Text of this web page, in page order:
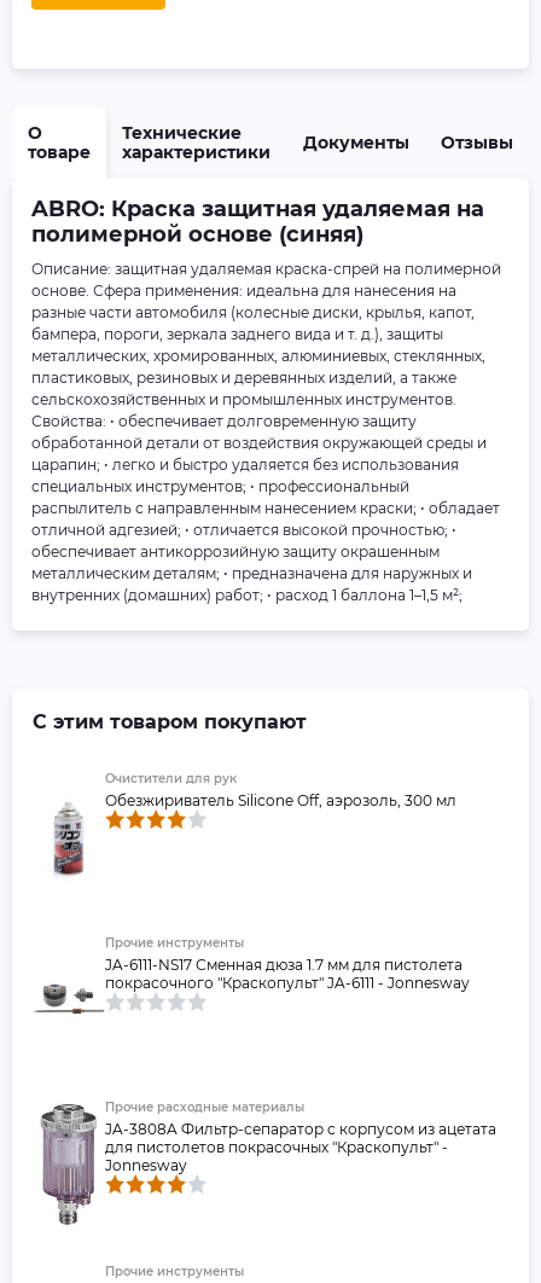
О
товаре
Технические
характеристики
Документы Отзывы
ABRO: Краска защитная удаляемая на
полимерной основе (синяя)
Описание: защитная удаляемая краска-спрей на полимерной
основе. Сфера применения: идеальна для нанесения на
разные части автомобиля (колесные диски, крылья, капот,
бампера, пороги, зеркала заднего вида и т. д.), защиты
металлических, хромированных, алюминиевых, стеклянных,
пластиковых, резиновых и деревянных изделий, а также
сельскохозяйственных и промышленных инструментов.
Свойства: • обеспечивает долговременную защиту
обработанной детали от воздействия окружающей среды и
царапин; • легко и быстро удаляется без использования
специальных инструментов; • профессиональный
распылитель с направленным нанесением краски; • обладает
отличной адгезией; • отличается высокой прочностью; •
обеспечивает антикоррозийную защиту окрашенным
металлическим деталям; • предназначена для наружных и
внутренних (домашних) работ; • расход 1 баллона 1–1,5 м²;
С этим товаром покупают
Очистители для рук
Обезжириватель Silicone Off, аэрозоль, 300 мл
Прочие инструменты
JA-6111-NS17 Сменная дюза 1.7 мм для пистолета
покрасочного "Краскопульт" JA-6111 - Jonnesway
Прочие расходные материалы
JA-3808A Фильтр-сепаратор с корпусом из ацетата
для пистолетов покрасочных "Краскопульт" -
Jonnesway
Прочие инструменты